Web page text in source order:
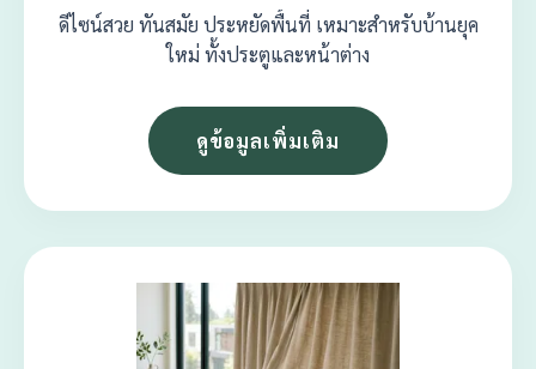
ดีไซน์สวย ทันสมัย ประหยัดพื้นที่ เหมาะสำหรับบ้านยุค
ใหม่ ทั้งประตูและหน้าต่าง
ดูข้อมูลเพิ่มเติม